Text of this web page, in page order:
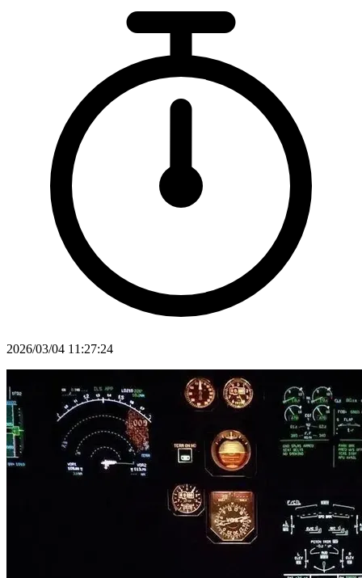
2026/03/04 11:27:24